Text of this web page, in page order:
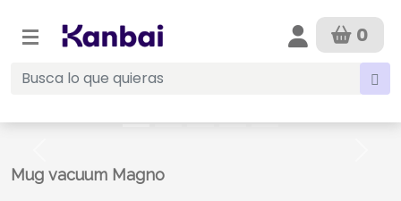
0
Mug vacuum Magno